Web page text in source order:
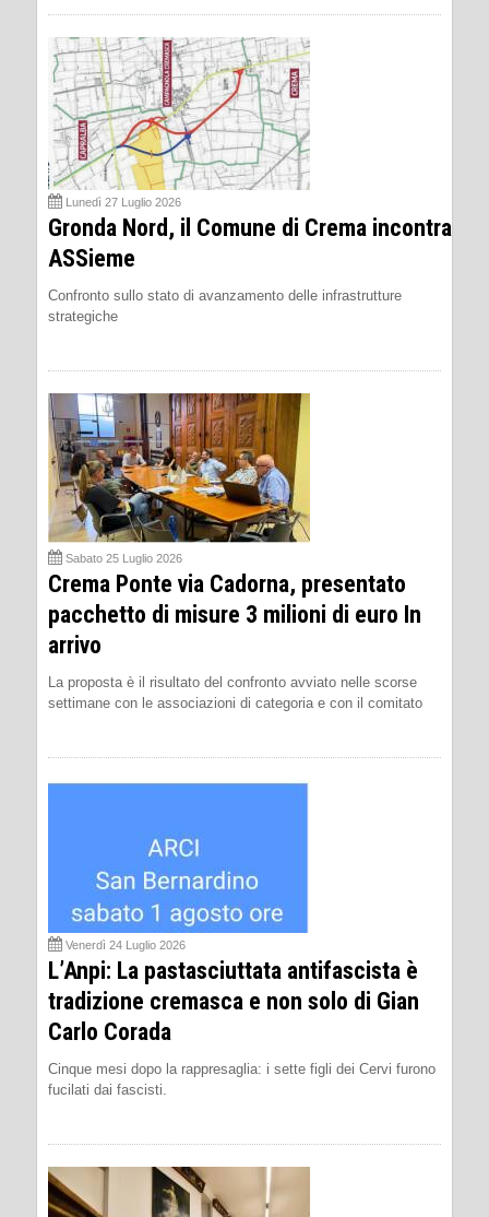
Lunedì 27 Luglio 2026
Gronda Nord, il Comune di Crema incontra
ASSieme
Confronto sullo stato di avanzamento delle infrastrutture
strategiche
Sabato 25 Luglio 2026
Crema Ponte via Cadorna, presentato
pacchetto di misure 3 milioni di euro In
arrivo
La proposta è il risultato del confronto avviato nelle scorse
settimane con le associazioni di categoria e con il comitato
Venerdì 24 Luglio 2026
L’Anpi: La pastasciuttata antifascista è
tradizione cremasca e non solo di Gian
Carlo Corada
Cinque mesi dopo la rappresaglia: i sette figli dei Cervi furono
fucilati dai fascisti.